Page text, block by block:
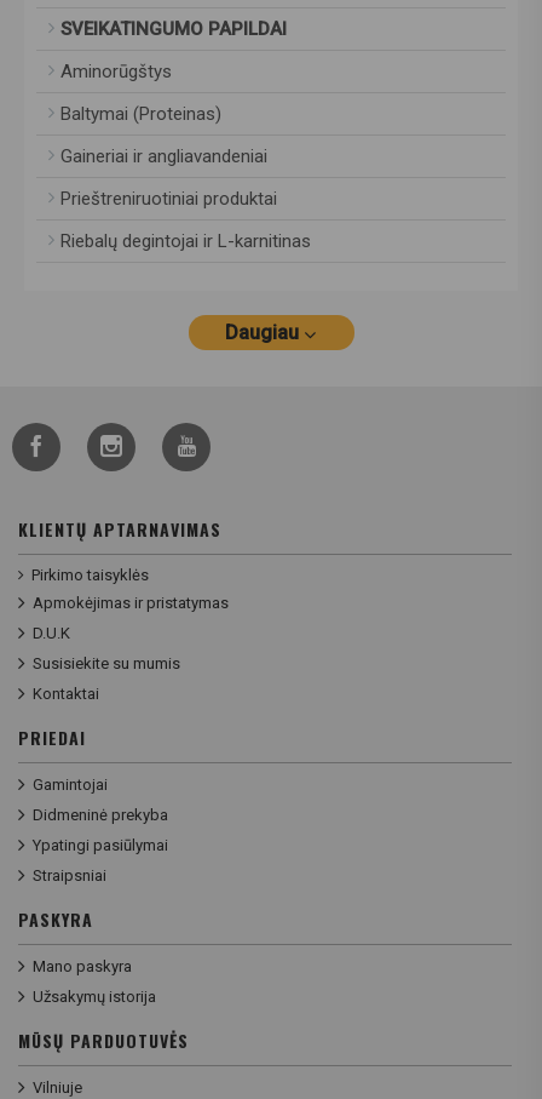
SVEIKATINGUMO PAPILDAI
Aminorūgštys
Baltymai (Proteinas)
Gaineriai ir angliavandeniai
Prieštreniruotiniai produktai
Riebalų degintojai ir L-karnitinas
Daugiau
KLIENTŲ APTARNAVIMAS
Pirkimo taisyklės
Apmokėjimas ir pristatymas
D.U.K
Susisiekite su mumis
Kontaktai
PRIEDAI
Gamintojai
Didmeninė prekyba
Ypatingi pasiūlymai
Straipsniai
PASKYRA
Mano paskyra
Užsakymų istorija
MŪSŲ PARDUOTUVĖS
Vilniuje